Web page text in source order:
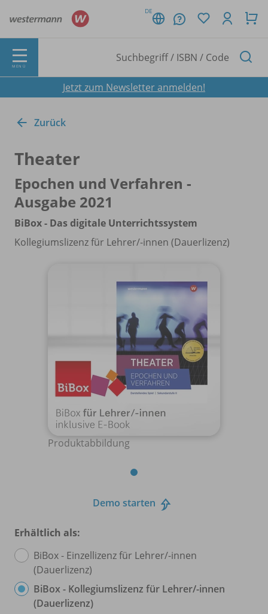
DE
MENÜ
Jetzt zum Newsletter anmelden!
Zurück
Theater
Epochen und Verfahren -
Ausgabe 2021
BiBox - Das digitale Unterrichtssystem
Kollegiumslizenz für Lehrer/-innen (Dauerlizenz)
Produktabbildung
Demo starten
Erhältlich als:
BiBox - Einzellizenz für Lehrer/-innen
(Dauerlizenz)
BiBox - Kollegiumslizenz für Lehrer/-innen
(Dauerlizenz)